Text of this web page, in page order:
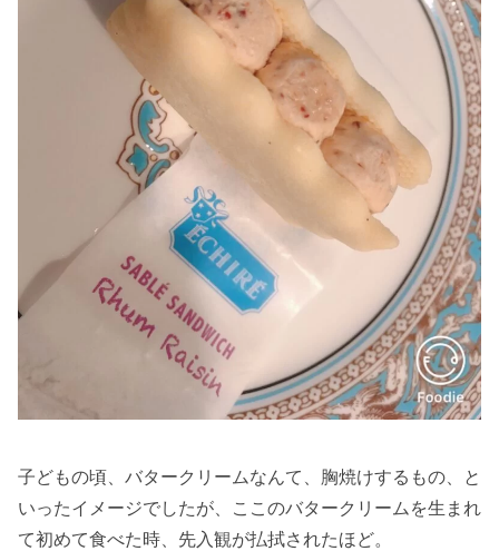
子どもの頃、バタークリームなんて、胸焼けするもの、と
いったイメージでしたが、ここのバタークリームを生まれ
て初めて食べた時、先入観が払拭されたほど。